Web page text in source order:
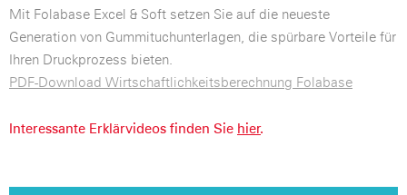
Mit Folabase Excel & Soft setzen Sie auf die neueste
Generation von Gummituchunterlagen, die spürbare Vorteile für
Ihren Druckprozess bieten.
PDF-Download Wirtschaftlichkeitsberechnung Folabase
Interessante Erklärvideos finden Sie hier.